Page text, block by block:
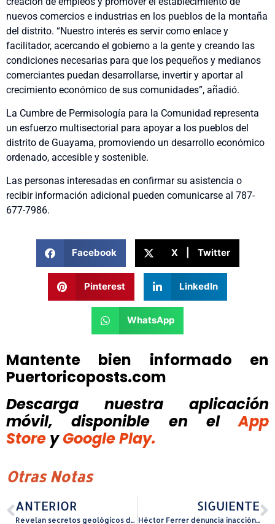
nuevos comercios e industrias en los pueblos de la montaña
del distrito. “Nuestro interés es servir como enlace y
facilitador, acercando el gobierno a la gente y creando las
condiciones necesarias para que los pequeños y medianos
comerciantes puedan desarrollarse, invertir y aportar al
crecimiento económico de sus comunidades”, añadió.
La Cumbre de Permisología para la Comunidad representa
un esfuerzo multisectorial para apoyar a los pueblos del
distrito de Guayama, promoviendo un desarrollo económico
ordenado, accesible y sostenible.
Las personas interesadas en confirmar su asistencia o
recibir información adicional pueden comunicarse al 787-
677-7986.
Facebook X | Twitter
Pinterest LinkedIn
WhatsApp
Mantente bien informado en
Puertoricoposts.com
Descarga nuestra aplicación
móvil, disponible
en el
App
Store y Google Play.
Otras Notas
ANTERIOR
Revelan secretos geológicos de la costa de Quebradillas en taller educativo
SIGUIENTE
Héctor Ferrer denuncia inacción de la Gobernadora ante alarmante aumento de casos de maltrato infantil